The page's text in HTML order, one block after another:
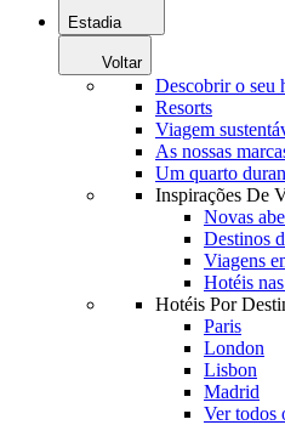
Estadia
Voltar
Descobrir o seu
Resorts
Viagem
As nossas
Um quarto
Inspirações De
Novas
Destinos
Viagens
Hotéis
Hotéis Por
Paris
London
Lisbon
Madrid
Ver todos